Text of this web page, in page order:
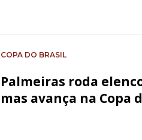
COPA DO BRASIL
Palmeiras roda
mas avança na Copa